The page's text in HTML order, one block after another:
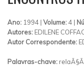
Ano: 1994 | Volume:4 |
Autores: EDILENE
Autor Correspondente:
Palavras-chave: